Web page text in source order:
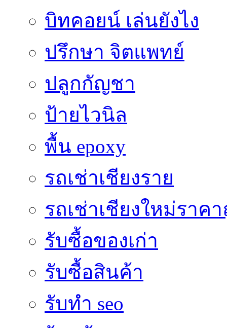
บิทคอยน์ เล่นยังไง
ปรึกษา จิตแพทย์
ปลูกกัญชา
ป้ายไวนิล
พื้น epoxy
รถเช่าเชียงราย
รถเช่าเชียงใหม่ราค
รับซื้อของเก่า
รับซื้อสินค้า
รับทำ seo